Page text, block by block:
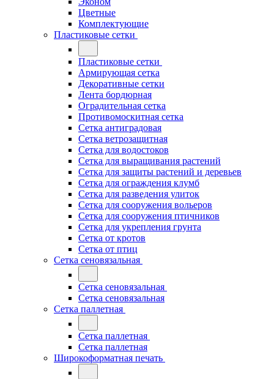
Цветные
Комплектующие
Пластиковые сетки
Пластиковые сетки
Армирующая сетка
Декоративные сетки
Лента бордюрная
Оградительная сетка
Противомоскитная сетка
Сетка антиградовая
Сетка ветрозащитная
Сетка для водостоков
Сетка для выращивания растений
Сетка для защиты растений и деревьев
Сетка для ограждения клумб
Сетка для разведения улиток
Сетка для сооружения вольеров
Сетка для сооружения птичников
Сетка для укрепления грунта
Сетка от кротов
Сетка от птиц
Сетка сеновязальная
Сетка сеновязальная
Сетка сеновязальная
Сетка паллетная
Сетка паллетная
Сетка паллетная
Широкоформатная печать